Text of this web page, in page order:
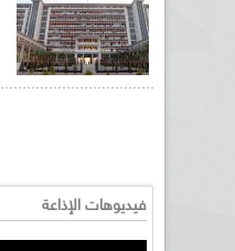
فيديوهات الإذاعة